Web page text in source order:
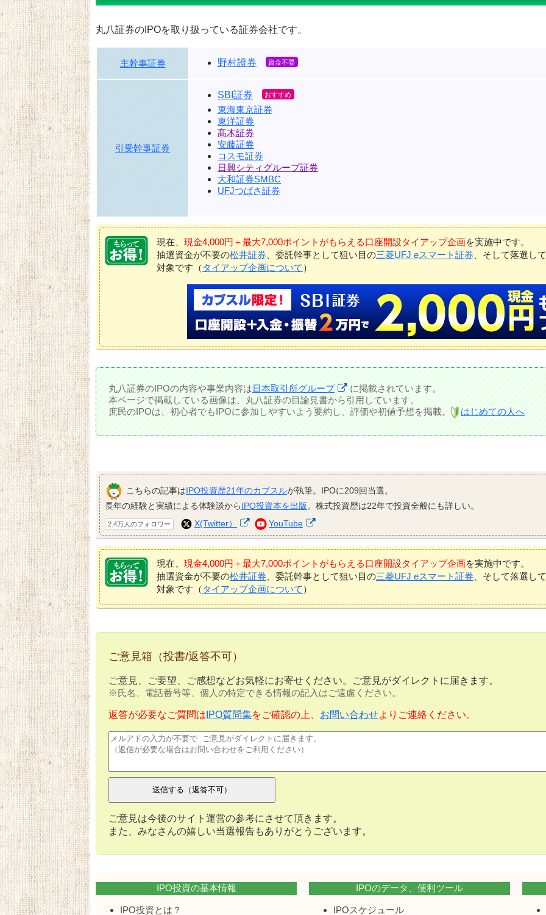
丸八証券のIPOを取り扱っている証券会社です。
主幹事証券 野村證券
引受幹事証券
SBI証券
東海東京証券
東洋証券
髙木証券
安藤証券
コスモ証券
日興シティグループ証券
大和証券SMBC
UFJつばさ証券
現在、 現金4,000円＋最大7,000ポイントがもらえる口座開設タイアップ企画を実施中です。
抽選資金が不要の松井証券 、委託幹事として狙い目の三菱UFJ eスマート証券 、そして落選し
対象です（ タイアップ企画について ）
丸八証券のIPOの内容や事業内容は日本取引所グループ
に掲載されています。
本ページで掲載している画像は、丸八証券の目論見書から引用しています。
庶民のIPOは、初心者でもIPOに参加しやすいよう要約し、評価や初値予想を掲載。
はじめての人へ
こちらの記事はIPO投資歴21年のカブスルが執筆。IPOに209回当選。
長年の経験と実績による体験談からIPO投資本を出版。株式投資歴は22年で投資全般にも詳しい。
2.4万人のフォロワー X(Twitter） YouTube
現在、 現金4,000円＋最大7,000ポイントがもらえる口座開設タイアップ企画を実施中です。
抽選資金が不要の松井証券 、委託幹事として狙い目の三菱UFJ eスマート証券 、そして落選し
対象です（ タイアップ企画について ）
ご意見箱（投書/返答不可）
ご意見、ご要望、ご感想などお気軽にお寄せください。ご意見がダイレクトに届きます。
※氏名、電話番号等、個人の特定できる情報の記入はご遠慮ください。
返答が必要なご質問は IPO質問集をご確認の上、 お問い合わせよりご連絡ください。
ご意見は今後のサイト運営の参考にさせて頂きます。
また、みなさんの嬉しい当選報告もありがとうございます。
IPO投資の基本情報
IPO投資とは？
IPOのデータ、便利ツール
IPOスケジュール